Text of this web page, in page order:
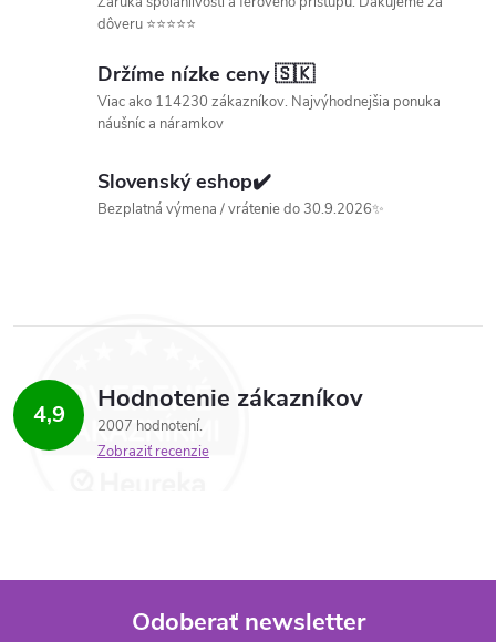
v
k
y
dôveru ⭐⭐⭐⭐⭐
Držíme nízke ceny 🇸🇰
Viac ako 114230 zákazníkov. Najvýhodnejšia ponuka
náušníc a náramkov
Slovenský eshop✔️
Bezplatná výmena / vrátenie do 30.9.2026✨
4,9 Hodnotenie zákazníkov
2007 hodnotení
Zobraziť recenzie
Odoberať newsletter